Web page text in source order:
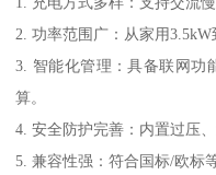
2. 功率范围广：从家用3.5kW
3. 智能化管理：具备联网功
算。
4. 安全防护完善：内置过压
5. 兼容性强：符合国标/欧标